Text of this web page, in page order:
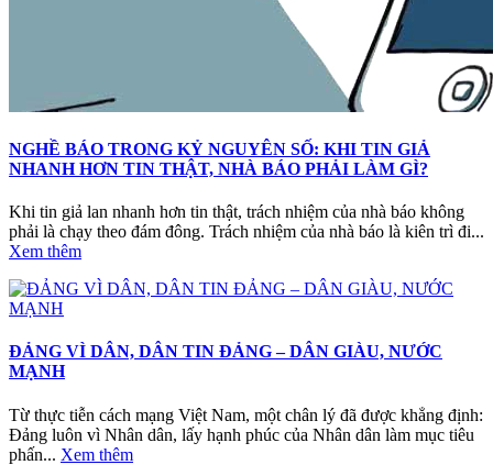
NGHỀ BÁO TRONG KỶ NGUYÊN SỐ: KHI TIN GIẢ
NHANH HƠN TIN THẬT, NHÀ BÁO PHẢI LÀM GÌ?
Khi tin giả lan nhanh hơn tin thật, trách nhiệm của nhà báo không
phải là chạy theo đám đông. Trách nhiệm của nhà báo là kiên trì đi...
Xem thêm
ĐẢNG VÌ DÂN, DÂN TIN ĐẢNG – DÂN GIÀU, NƯỚC
MẠNH
Từ thực tiễn cách mạng Việt Nam, một chân lý đã được khẳng định:
Đảng luôn vì Nhân dân, lấy hạnh phúc của Nhân dân làm mục tiêu
phấn... Xem thêm